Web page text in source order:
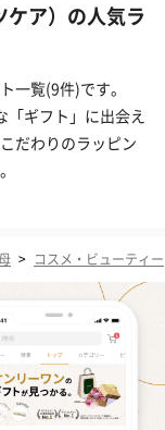
ア）の人気ラ
一覧(9件)です。
「ギフト」に出会え
だわりのラッピン
> コスメ・ビューティー